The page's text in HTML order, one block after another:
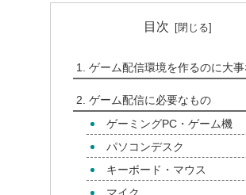
目次
ゲーム配信環境を作るのに大事
ゲーム配信に必要なもの
ゲーミングPC・ゲーム機
パソコンデスク
キーボード・マウス